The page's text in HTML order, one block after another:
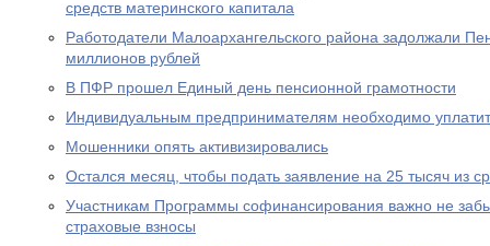
средств материнского капитала
Работодатели Малоархангельского района задолжали
миллионов рублей
В ПФР прошел Единый день пенсионной грамотности
Индивидуальным предпринимателям необходимо
Мошенники опять активизировались
Остался месяц, чтобы подать заявление на 25 тысяч из
Участникам Программы софинансирования важно не
страховые взносы